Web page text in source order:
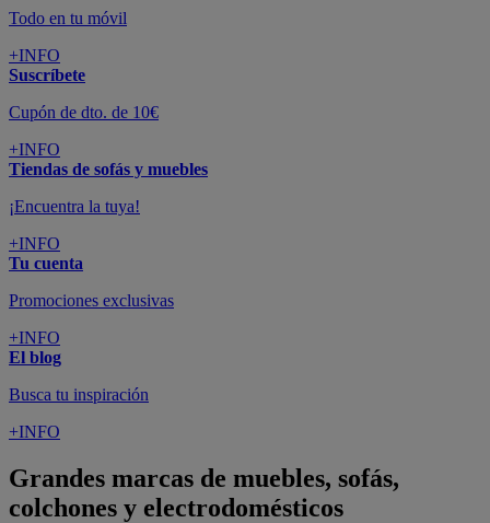
Todo en tu móvil
+INFO
Suscríbete
Cupón de dto. de 10€
+INFO
Tiendas de sofás y muebles
¡Encuentra la tuya!
+INFO
Tu cuenta
Promociones exclusivas
+INFO
El blog
Busca tu inspiración
+INFO
Grandes marcas de muebles, sofás,
colchones y electrodomésticos